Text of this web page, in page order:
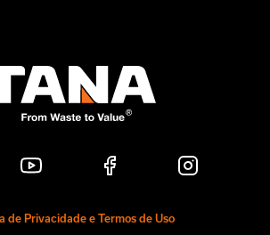
de Privacidade e Termos de Uso